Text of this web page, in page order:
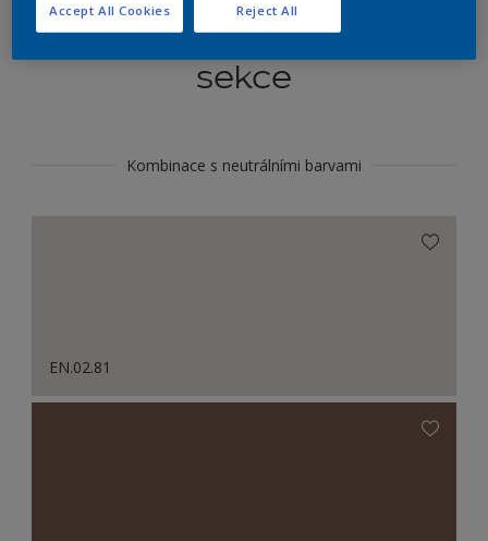
Koordinovat barevné
sekce
Kombinace s neutrálními barvami
EN.02.81
Reject All
Accept All Cookies